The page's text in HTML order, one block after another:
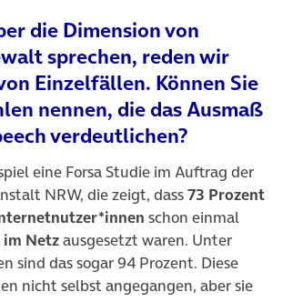
die Dimension von
sprechen, reden wir
Einzelfällen. Können Sie
nennen, die das Ausmaß
verdeutlichen?
eine Forsa Studie im Auftrag der
NRW, die zeigt, dass73 Prozent
schon einmal
im Netzausgesetzt waren. Unter
sind das sogar 94 Prozent. Diese
nicht selbst angegangen, aber sie